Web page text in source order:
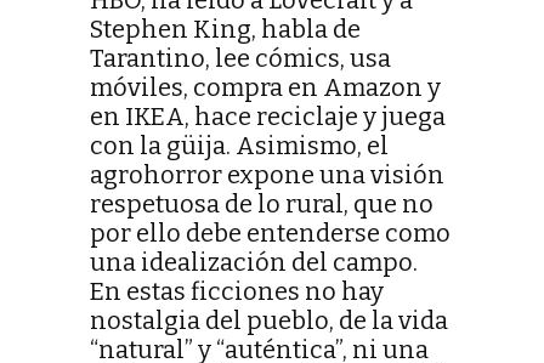
Stephen King, habla de
Tarantino, lee cómics, usa
móviles, compra en Amazon y
en IKEA, hace reciclaje y juega
con la güija. Asimismo, el
agrohorror expone una visión
respetuosa de lo rural, que no
por ello debe entenderse como
una idealización del campo.
En estas ficciones no hay
nostalgia del pueblo, de la vida
“natural” y “auténtica”, ni una